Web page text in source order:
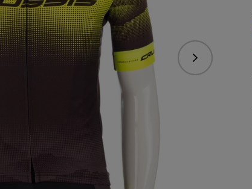
Folgend